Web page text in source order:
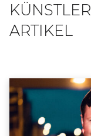
ARTIKEL